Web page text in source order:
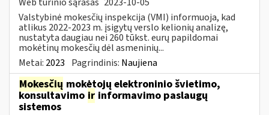
Valstybinė mokesčių inspekcija (VMI) informuoja, kad
atlikus 2022-2023 m. įsigytų verslo kelionių analizę,
nustatyta daugiau nei 260 tūkst. eurų papildomai
mokėtinų mokesčių dėl asmeninių...
Metai: 2023 Pagrindinis: Naujiena
Mokesčių mokėtojų elektroninio švietimo,
konsultavimo ir informavimo paslaugų
sistemos